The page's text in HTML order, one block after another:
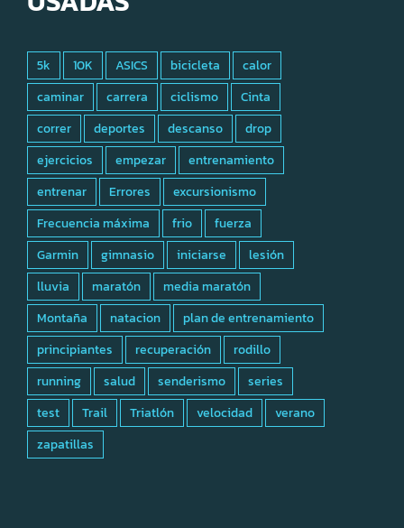
5k 10K ASICS bicicleta
calor
caminar
carrera ciclismo
Cinta
correr
deportes descanso
drop
ejercicios
empezar
entrenamiento
entrenar
Errores
excursionismo
Frecuencia máxima
frio
fuerza
Garmin
gimnasio iniciarse
lesión
lluvia
maratón
media maratón
Montaña
natacion
plan de entrenamiento
principiantes
recuperación
rodillo
running
salud senderismo
series
test
Trail Triatlón velocidad
verano
zapatillas